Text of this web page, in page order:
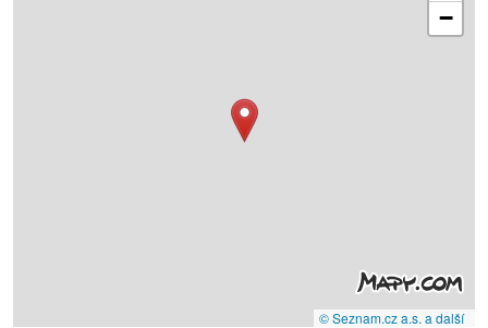
−
© Seznam.cz a.s. a další